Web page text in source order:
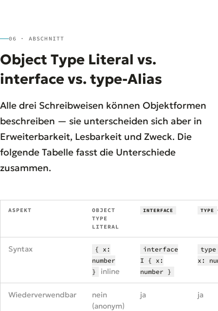
06 · ABSCHNITT
Object Type Literal vs.
interface vs. type-Alias
Alle drei Schreibweisen können Objektformen
beschreiben — sie unterscheiden sich aber in
Erweiterbarkeit, Lesbarkeit und Zweck. Die
folgende Tabelle fasst die Unterschiede
zusammen.
ASPEKT
OBJECT
TYPE
LITERAL
INTERFACE TYPE
Syntax
{ x:
number
}
inline
interface
I { x:
number }
x:
Wiederverwendbar
nein
(anonym)
ja ja